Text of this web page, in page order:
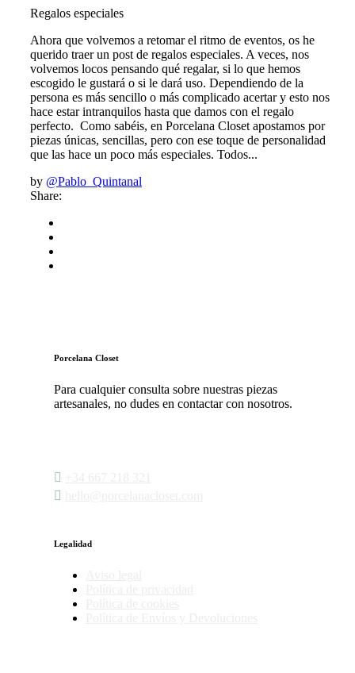
Regalos especiales
Ahora que volvemos a retomar el ritmo de eventos, os he
querido traer un post de regalos especiales. A veces, nos
volvemos locos pensando qué regalar, si lo que hemos
escogido le gustará o si le dará uso. Dependiendo de la
persona es más sencillo o más complicado acertar y esto nos
hace estar intranquilos hasta que damos con el regalo
perfecto. Como sabéis, en Porcelana Closet apostamos por
piezas únicas, sencillas, pero con ese toque de personalidad
que las hace un poco más especiales. Todos...
by @Pablo_Quintanal
Share:
Porcelana Closet
Para cualquier consulta sobre nuestras piezas
artesanales, no dudes en contactar con nosotros.
Legalidad